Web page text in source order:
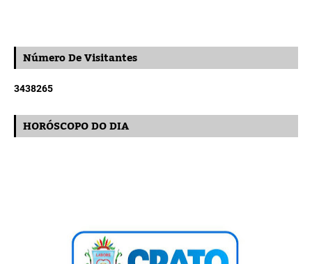
Número De Visitantes
3438265
HORÓSCOPO DO DIA